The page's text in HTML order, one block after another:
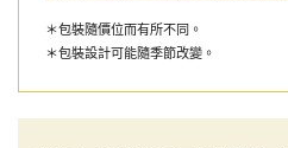
＊包裝隨價位而有所不同。
＊包裝設計可能隨季節改變。